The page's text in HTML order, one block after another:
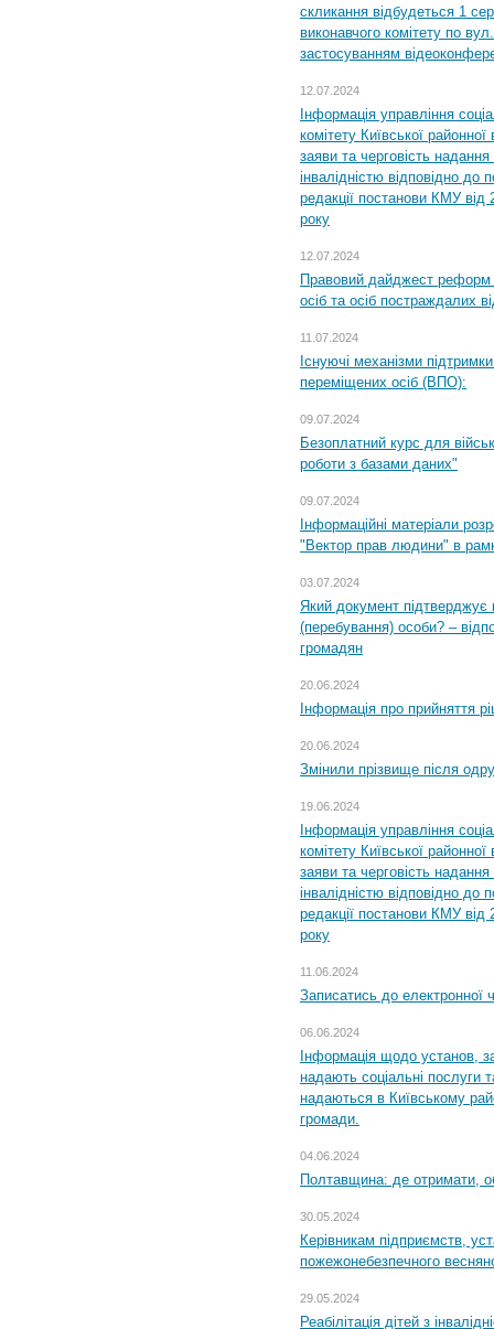
скликання відбудеться 1
виконавчого комітету по
застосуванням
12.07.2024
Інформація управління
комітету Київської
заяви та черговість надання
інвалідністю відповідно
редакції постанови КМУ
року
12.07.2024
Правовий дайджест реформ
осіб та осіб постраждалих
11.07.2024
Існуючі механізми
переміщених осіб (ВПО):
09.07.2024
Безоплатний курс для
роботи з базами даних"
09.07.2024
Інформаційні матеріали
"Вектор прав людини" в
03.07.2024
Який документ підтверджує
(перебування) особи? –
громадян
20.06.2024
Інформація про прийняття
20.06.2024
Змінили прізвище після
19.06.2024
Інформація управління
комітету Київської
заяви та черговість надання
інвалідністю відповідно
редакції постанови КМУ
року
11.06.2024
Записатись до електронної
06.06.2024
Інформація щодо установ,
надають соціальні послуги
надаються в Київському
громади.
04.06.2024
Полтавщина: де отримати,
30.05.2024
Керівникам підприємств,
пожежонебезпечного
29.05.2024
Реабілітація дітей з